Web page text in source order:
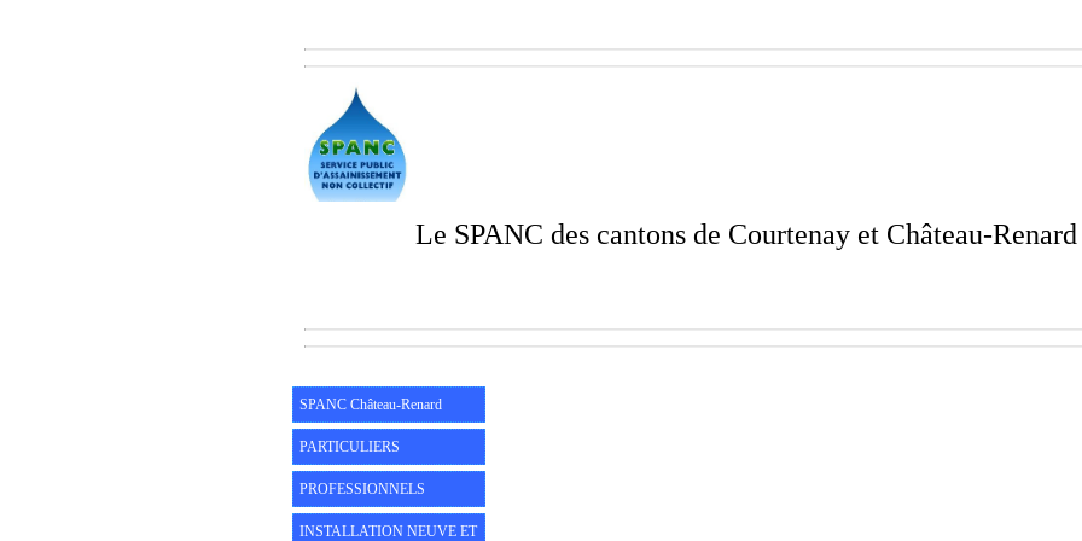
Le SPANC des cantons de Courtenay et Château-
SPANC Château-Renard
PARTICULIERS
PROFESSIONNELS
INSTALLATION NEUVE ET